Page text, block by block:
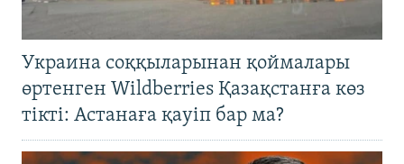
Украина соққыларынан қоймалары
өртенген Wildberries Қазақстанға көз
тікті: Астанаға қауіп бар ма?